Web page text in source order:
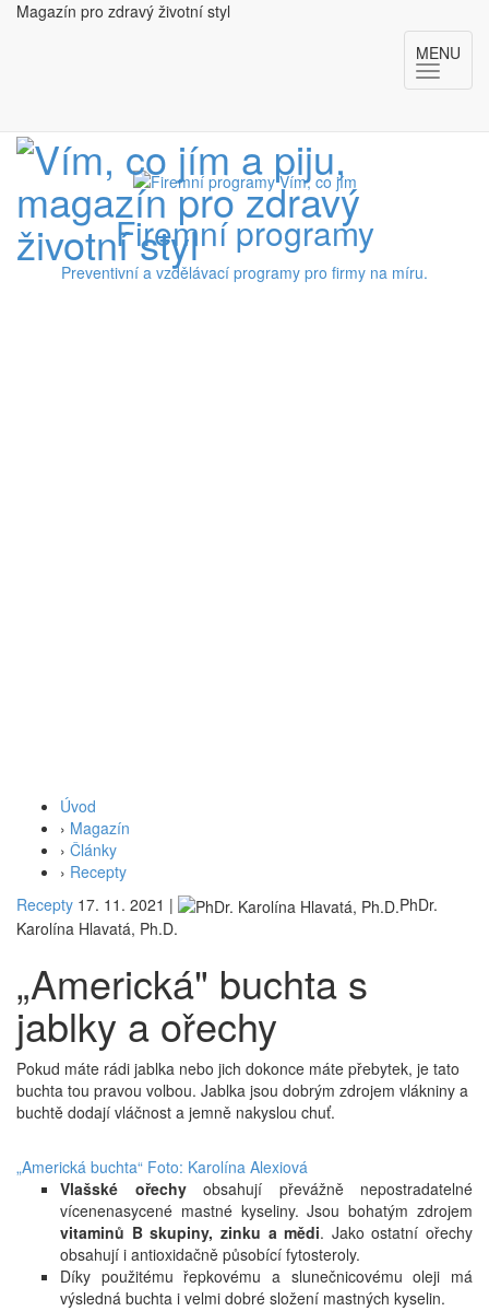
Magazín pro zdravý životní styl
MENU
Firemní programy
Preventivní a vzdělávací programy pro firmy na míru.
Úvod
› Magazín
› Články
› Recepty
Recepty 17. 11. 2021 |
PhDr.
Karolína Hlavatá, Ph.D.
„Americká" buchta s
jablky a ořechy
Pokud máte rádi jablka nebo jich dokonce máte přebytek, je tato
buchta tou pravou volbou. Jablka jsou dobrým zdrojem vlákniny a
buchtě dodají vláčnost a jemně nakyslou chuť.
„Americká buchta“ Foto: Karolína Alexiová
Vlašské ořechyobsahují převážně nepostradatelné
vícenenasycené mastné kyseliny. Jsou bohatým zdrojem
vitaminů B skupiny, zinku a mědi. Jako ostatní ořechy
obsahují i antioxidačně působící fytosteroly.
Díky použitému řepkovému a slunečnicovému oleji má
výsledná buchta i velmi dobré složení mastných kyselin.